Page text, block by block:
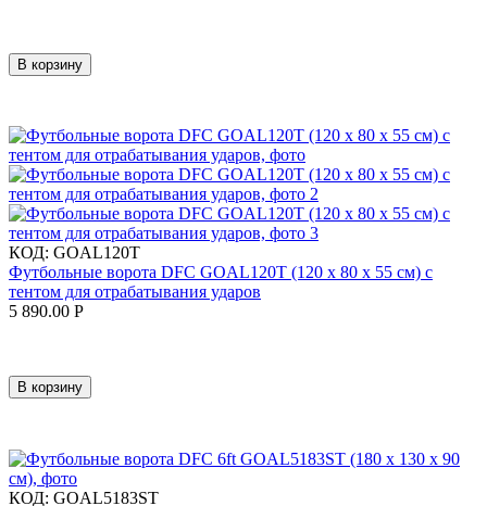
В корзину
КОД: GOAL120T
Футбольные ворота DFC GOAL120T (120 х 80 х 55 см) с
тентом для отрабатывания ударов
5 890.00 Р
В корзину
КОД: GOAL5183ST